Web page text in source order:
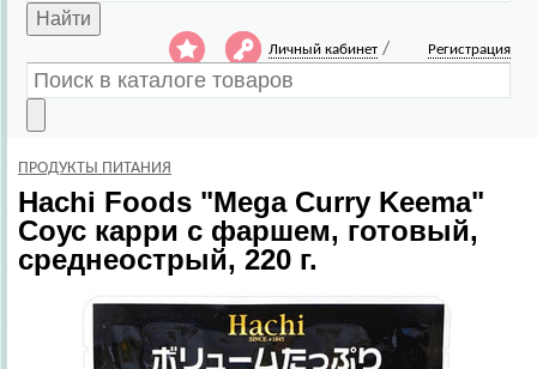
Найти
Личный кабинет / Регистрация
ПРОДУКТЫ ПИТАНИЯ
Hachi Foods "Mega Curry Keema"
Соус карри с фаршем, готовый,
среднеострый, 220 г.